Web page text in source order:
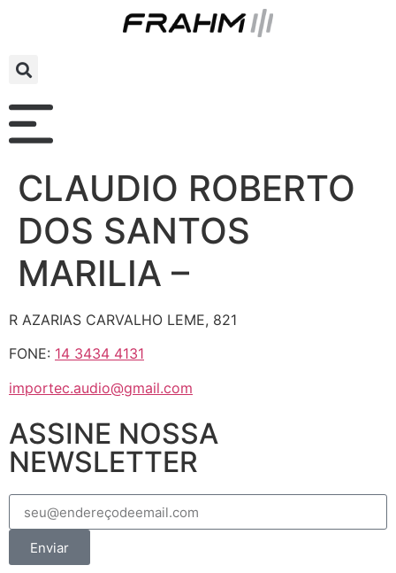
CLAUDIO ROBERTO
DOS SANTOS
MARILIA –
R AZARIAS CARVALHO LEME, 821
FONE: 14 3434 4131
importec.audio@gmail.com
ASSINE NOSSA
NEWSLETTER
Enviar